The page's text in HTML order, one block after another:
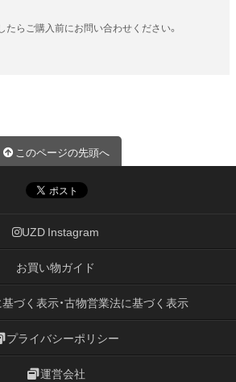
たらご購入前にお問い合わせください。
このページの先頭へ
UZD Instagram
お買い物ガイド
づく表示・古物営業法に基づく表示
プライバシーポリシー
運営会社